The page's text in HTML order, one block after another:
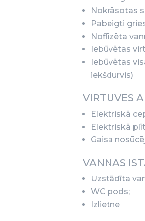
Nokrāsotas
Pabeigti
Noflīzēta
Iebūvētas
Iebūvētas
iekšdurvis)
VIRTUVES
Elektriskā
Elektriskā
Gaisa
VANNAS
Uzstādīta
WC pods;
Izlietne